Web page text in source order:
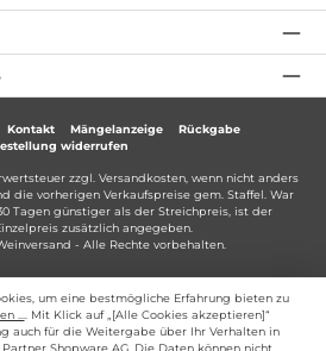
Kontakt Mängelanzeige
Rückgabe
widerrufen
zzgl. Versandkosten, wenn nicht anders
die vorherigen Verkaufspreise gem. Staffel. War
Tagen günstiger als der Streichpreis, ist der
zusätzlich angegeben.
- Alle Rechte vorbehalten.
um eine bestmögliche Erfahrung bieten zu
...
. Mit Klick auf „[Alle Cookies akzeptieren]“
auch für die Weitergabe über Ihr Verhalten in
Shopware AG. Die Daten können nicht